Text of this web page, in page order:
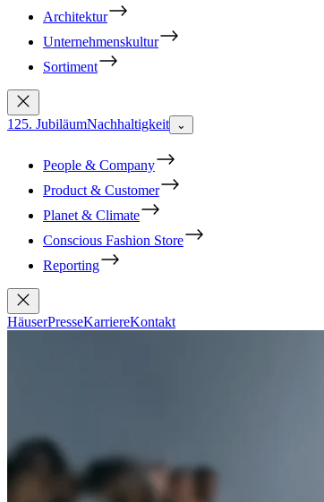
Architektur
Unternehmenskultur
Sortiment
125. JubiläumNachhaltigkeit ⌄
People & Company
Product & Customer
Planet & Climate
Conscious Fashion Store
Reporting
HäuserPresseKarriereKontakt